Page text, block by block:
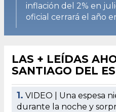
inflación del 2% en
oficial cerrará el año
LAS + LEÍDAS
SANTIAGO DEL
1. VIDEO | Una espesa
durante la noche y